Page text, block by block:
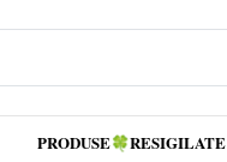
PRODUSE🍀RESIGILATE